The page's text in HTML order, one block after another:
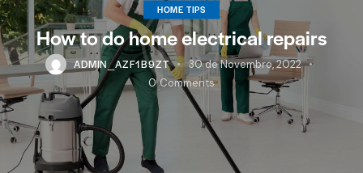
HOME TIPS
How to do home electrical repairs
ADMIN_AZF1B9ZT
30 de Novembro, 2022
0 Comments